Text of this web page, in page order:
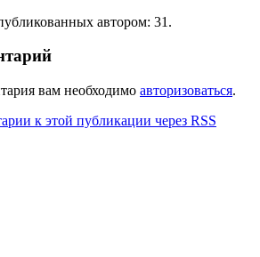
автором: 31.
вам необходимо авторизоваться.
к этой публикации через RSS